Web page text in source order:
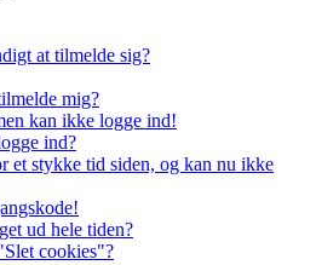
at tilmelde sig?
mig?
kan ikke logge ind!
ind?
et stykke tid siden, og kan nu ikke
ud hele tiden?
cookies"?